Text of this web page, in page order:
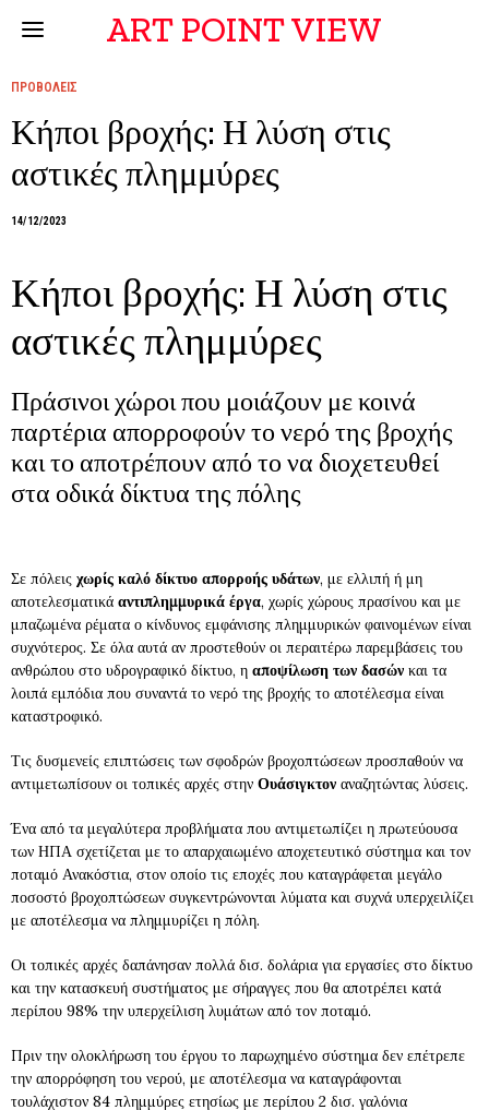
ART POINT VIEW
ΠΡΟΒΟΛΕΙΣ
Κήποι βροχής: Η λύση στις
αστικές πλημμύρες
14/12/2023
Κήποι βροχής: Η λύση στις
αστικές πλημμύρες
Πράσινοι χώροι που μοιάζουν με κοινά
παρτέρια απορροφούν το νερό της βροχής
και το αποτρέπουν από το να διοχετευθεί
στα οδικά δίκτυα της πόλης
Σε πόλεις χωρίς καλό δίκτυο απορροής υδάτων, με ελλιπή ή μη
αποτελεσματικά αντιπλημμυρικά έργα, χωρίς χώρους πρασίνου και με
μπαζωμένα ρέματα ο κίνδυνος εμφάνισης πλημμυρικών φαινομένων είναι
συχνότερος. Σε όλα αυτά αν προστεθούν οι περαιτέρω παρεμβάσεις του
ανθρώπου στο υδρογραφικό δίκτυο, η αποψίλωση των δασών και τα
λοιπά εμπόδια που συναντά το νερό της βροχής το αποτέλεσμα είναι
καταστροφικό.
Τις δυσμενείς επιπτώσεις των σφοδρών βροχοπτώσεων προσπαθούν να
αντιμετωπίσουν οι τοπικές αρχές στην Ουάσιγκτον αναζητώντας λύσεις.
Ένα από τα μεγαλύτερα προβλήματα που αντιμετωπίζει η πρωτεύουσα
των ΗΠΑ σχετίζεται με το απαρχαιωμένο αποχετευτικό σύστημα και τον
ποταμό Ανακόστια, στον οποίο τις εποχές που καταγράφεται μεγάλο
ποσοστό βροχοπτώσεων συγκεντρώνονται λύματα και συχνά υπερχειλίζει
με αποτέλεσμα να πλημμυρίζει η πόλη.
Οι τοπικές αρχές δαπάνησαν πολλά δισ. δολάρια για εργασίες στο δίκτυο
και την κατασκευή συστήματος με σήραγγες που θα αποτρέπει κατά
περίπου 98% την υπερχείλιση λυμάτων από τον ποταμό.
Πριν την ολοκλήρωση του έργου το παρωχημένο σύστημα δεν επέτρεπε
την απορρόφηση του νερού, με αποτέλεσμα να καταγράφονται
τουλάχιστον 84 πλημμύρες ετησίως με περίπου 2 δισ. γαλόνια